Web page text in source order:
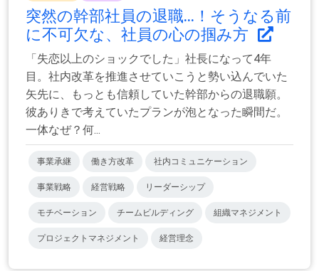
突然の幹部社員の退職…！そうなる前
に不可欠な、社員の心の掴み方
「失恋以上のショックでした」社長になって4年
目。社内改革を推進させていこうと勢い込んでいた
矢先に、もっとも信頼していた幹部からの退職願。
彼ありきで考えていたプランが泡となった瞬間だ。
一体なぜ？何...
事業承継 働き方改革 社内コミュニケーション
事業戦略 経営戦略 リーダーシップ
モチベーション チームビルディング 組織マネジメント
プロジェクトマネジメント 経営理念